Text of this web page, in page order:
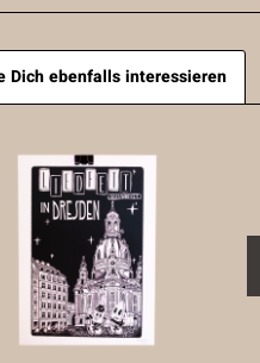
Dich ebenfalls interessieren